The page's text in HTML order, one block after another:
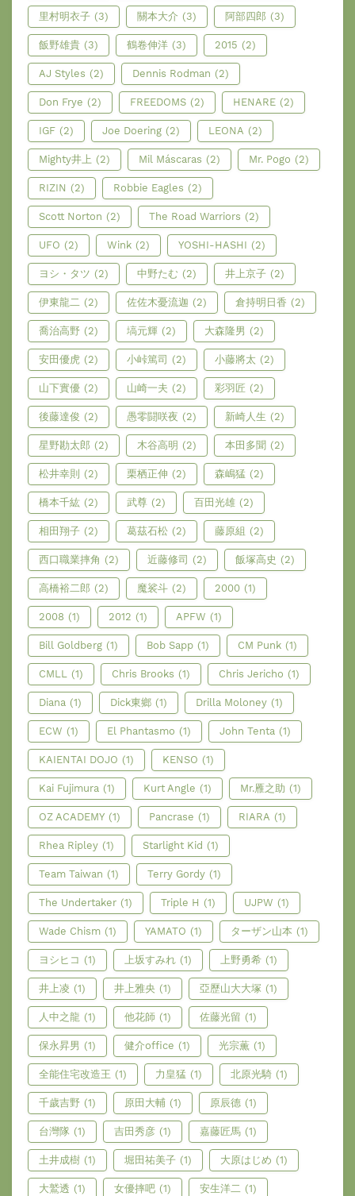
里村明衣子 (3) 關本大介 (3) 阿部四郎 (3)
飯野雄貴 (3) 鶴卷伸洋 (3) 2015 (2)
AJ Styles (2) Dennis Rodman (2)
Don Frye (2) FREEDOMS (2) HENARE (2)
IGF (2) Joe Doering (2) LEONA (2)
Mighty井上 (2) Mil Máscaras (2) Mr. Pogo (2)
RIZIN (2) Robbie Eagles (2)
Scott Norton (2) The Road Warriors (2)
UFO (2) Wink (2) YOSHI-HASHI (2)
ヨシ・タツ (2) 中野たむ (2) 井上京子 (2)
伊東龍二 (2) 佐佐木憂流迦 (2) 倉持明日香 (2)
喬治高野 (2) 塙元輝 (2) 大森隆男 (2)
安田優虎 (2) 小峠篤司 (2) 小藤將太 (2)
山下實優 (2) 山崎一夫 (2) 彩羽匠 (2)
後藤達俊 (2) 愚零闘咲夜 (2) 新崎人生 (2)
星野勘太郎 (2) 木谷高明 (2) 本田多聞 (2)
松井幸則 (2) 栗栖正伸 (2) 森嶋猛 (2)
橋本千紘 (2) 武尊 (2) 百田光雄 (2)
相田翔子 (2) 葛茲石松 (2) 藤原組 (2)
西口職業摔角 (2) 近藤修司 (2) 飯塚高史 (2)
高橋裕二郎 (2) 魔裟斗 (2) 2000 (1)
2008 (1) 2012 (1) APFW (1)
Bill Goldberg (1) Bob Sapp (1) CM Punk (1)
CMLL (1) Chris Brooks (1) Chris Jericho (1)
Diana (1) Dick東鄉 (1) Drilla Moloney (1)
ECW (1) El Phantasmo (1) John Tenta (1)
KAIENTAI DOJO (1) KENSO (1)
Kai Fujimura (1) Kurt Angle (1) Mr.雁之助 (1)
OZ ACADEMY (1) Pancrase (1) RIARA (1)
Rhea Ripley (1) Starlight Kid (1)
Team Taiwan (1) Terry Gordy (1)
The Undertaker (1) Triple H (1) UJPW (1)
Wade Chism (1) YAMATO (1) ターザン山本 (1)
ヨシヒコ (1) 上坂すみれ (1) 上野勇希 (1)
井上凌 (1) 井上雅央 (1) 亞歷山大大塚 (1)
人中之龍 (1) 他花師 (1) 佐藤光留 (1)
保永昇男 (1) 健介office (1) 光宗薫 (1)
全能住宅改造王 (1) 力皇猛 (1) 北原光騎 (1)
千歲吉野 (1) 原田大輔 (1) 原辰德 (1)
台灣隊 (1) 吉田秀彦 (1) 嘉藤匠馬 (1)
土井成樹 (1) 堀田祐美子 (1) 大原はじめ (1)
大鷲透 (1) 女優摔吧 (1) 安生洋二 (1)